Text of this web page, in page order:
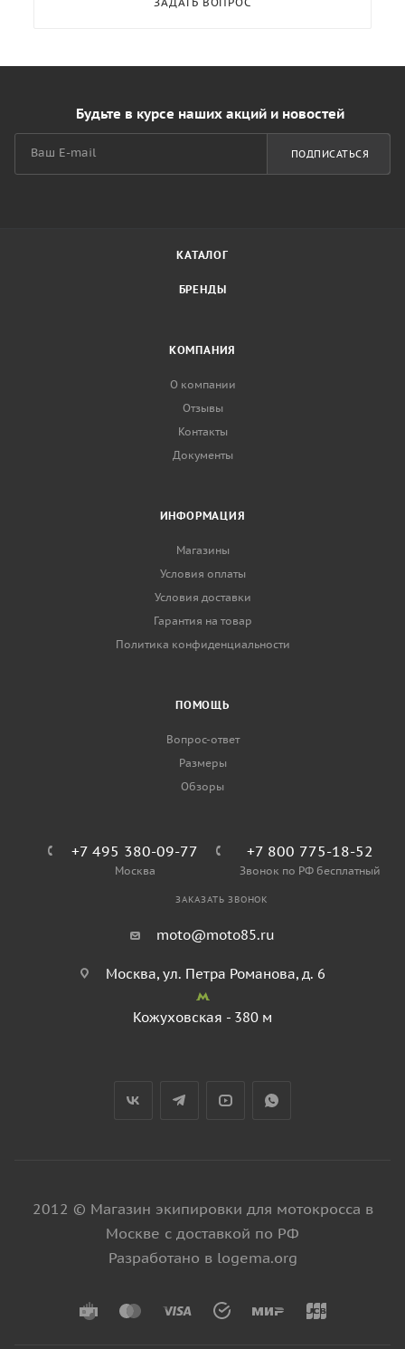
Будьте в курсе наших акций и новостей
ПОДПИСАТЬСЯ
КАТАЛОГ
БРЕНДЫ
КОМПАНИЯ
О компании
Отзывы
Контакты
Документы
ИНФОРМАЦИЯ
Магазины
Условия оплаты
Условия доставки
Гарантия на товар
Политика конфиденциальности
ПОМОЩЬ
Вопрос-ответ
Размеры
Обзоры
+7 495 380-09-77
Москва
+7 800 775-18-52
Звонок по РФ бесплатный
ЗАКАЗАТЬ ЗВОНОК
moto@moto85.ru
Москва, ул. Петра Романова, д. 6
Кожуховская - 380 м
2012 © Магазин экипировки для мотокросса в
Москве с доставкой по РФ
Разработано в logema.org